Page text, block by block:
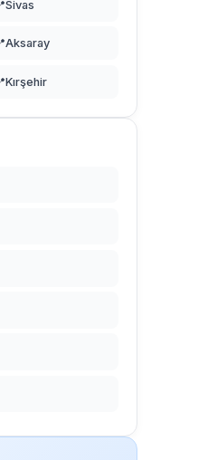
Sivas
Aksaray
Kırşehir